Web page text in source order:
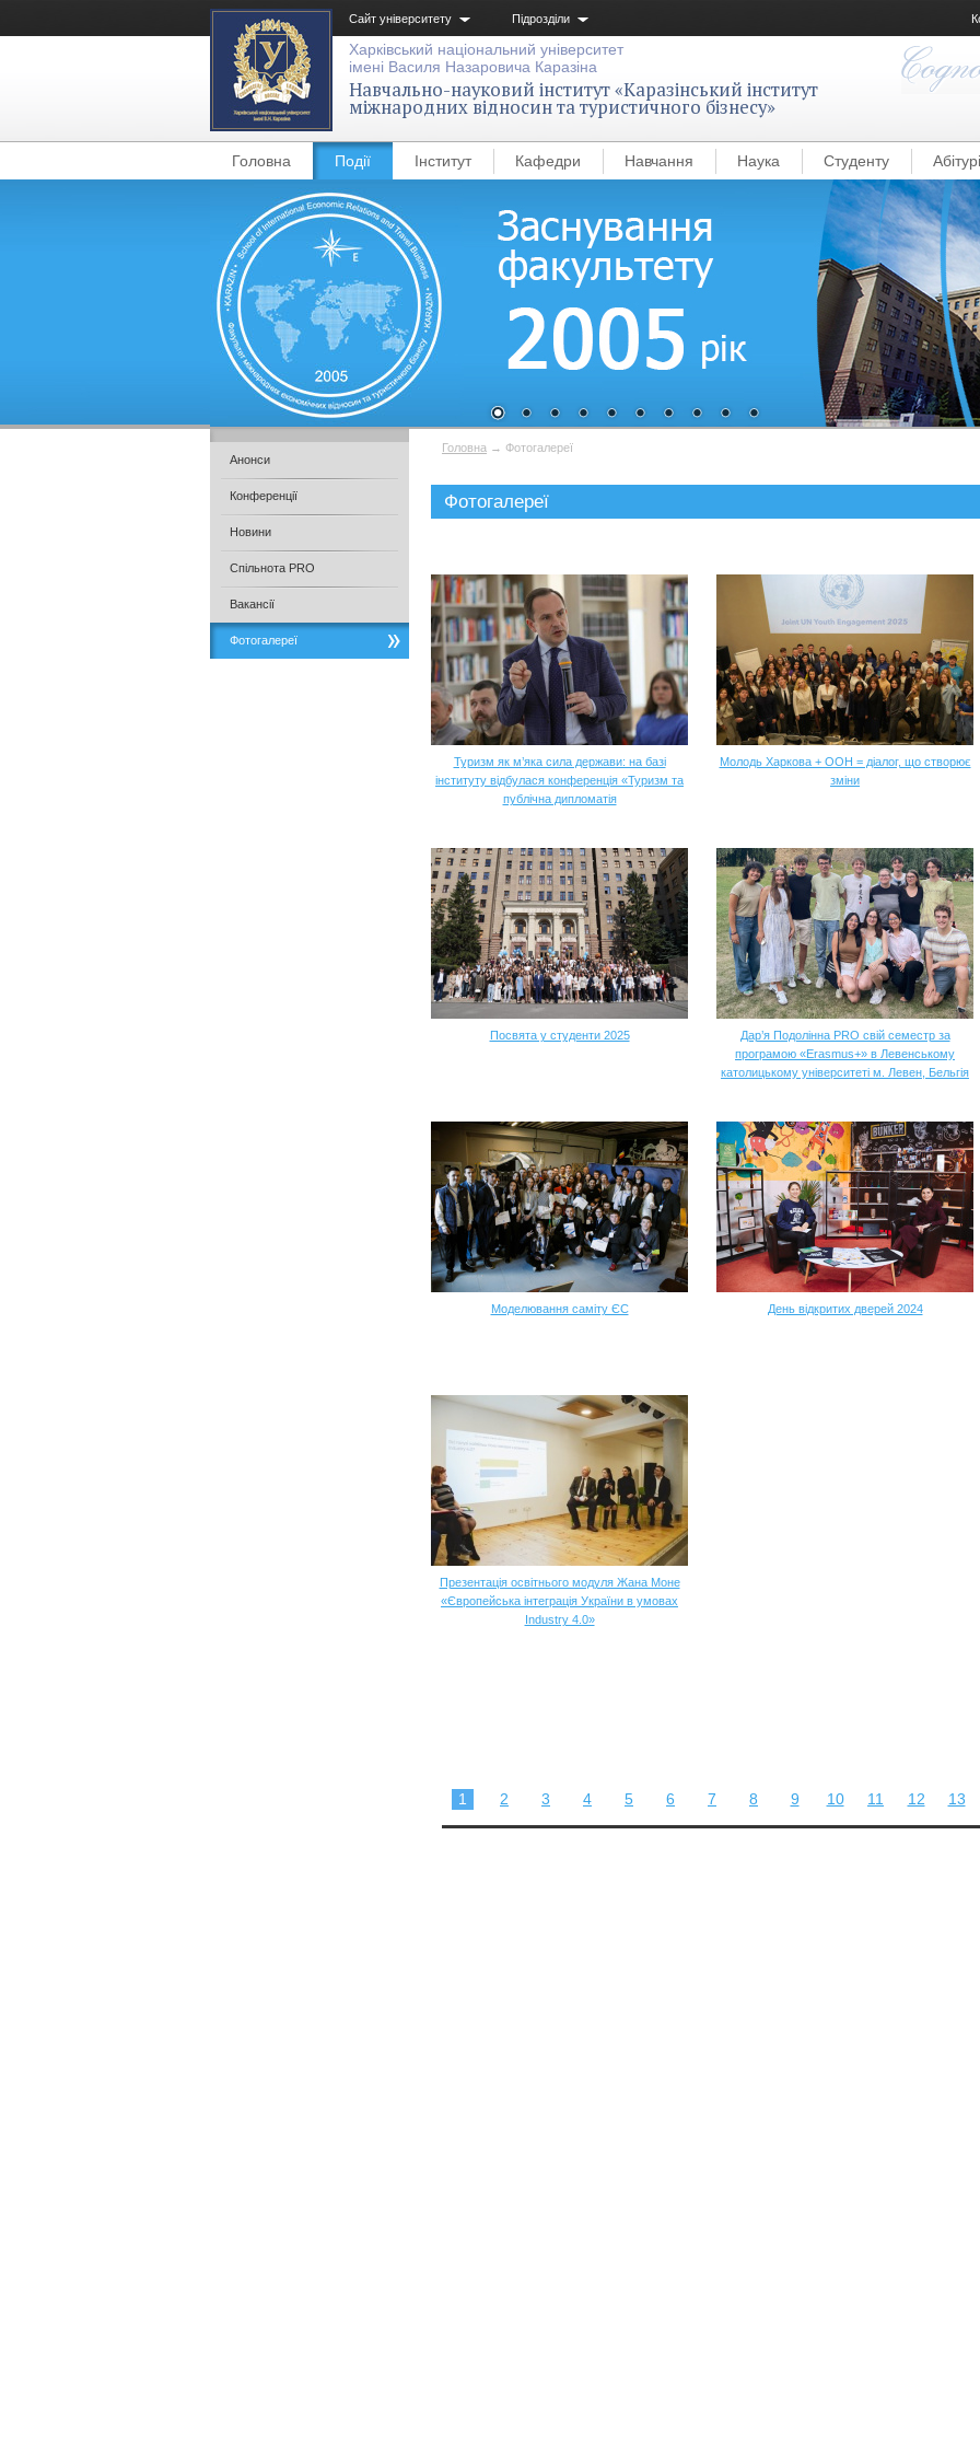
Сайт університету Підрозділи
Харківський національний університет
імені Василя Назаровича Каразіна
Навчально-науковий інститут «Каразінський інститут
міжнародних відносин та туристичного бізнесу»
Головна Події Інститут Кафедри Навчання Наука Студенту
Головна → Фотогалереї
Фотогалереї
Туризм як м’яка сила держави: на базі
інституту відбулася конференція «Туризм та
публічна дипломатія
Молодь Харкова + ООН = діалог, що створює
зміни
Посвята у студенти 2025
Дар’я Подолінна PRO свій семестр за
програмою «Erasmus+» в Левенському
католицькому університеті м. Левен, Бельгія
Моделювання саміту ЄС День відкритих дверей 2024
Презентація освітнього модуля Жана Моне
«Європейська інтеграція України в умовах
Industry 4.0»
1 2 3 4 5 6 7 8 9 10 11 12 13
Анонси
Конференції
Новини
Спільнота PRO
Вакансії
Фотогалереї